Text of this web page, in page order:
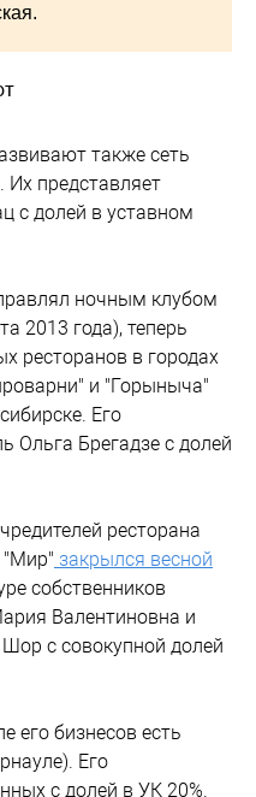
также сеть
Их представляет
с долей в уставном
ночным клубом
2013 года), теперь
ресторанов в городах
и "Горыныча"
Его
Ольга Брегадзе с долей
ресторана
"Мир" закрылся весной
собственников
Валентиновна и
с совокупной долей
его бизнесов есть
Его
с долей в УК 20%.